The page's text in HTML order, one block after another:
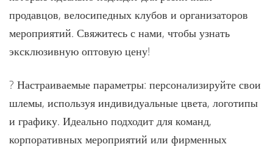
продавцов, велосипедных клубов и организаторов
мероприятий. Свяжитесь с нами, чтобы узнать
эксклюзивную оптовую цену!
? Настраиваемые параметры: персонализируйте свои
шлемы, используя индивидуальные цвета, логотипы
и графику. Идеально подходит для команд,
корпоративных мероприятий или фирменных